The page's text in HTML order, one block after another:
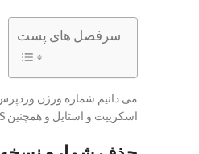
سرفصل های پست
می دانیم شماره ورژن
اسکریپت و استایل و همچنین RSS خوان ها قابل مشاهده و دسترسی برای افراد مختلف است. در ادامه 2 روش موجود برای حذف شماره نگارش وردپرس توضیح داده خواهد شد.